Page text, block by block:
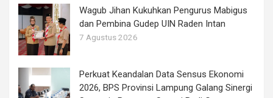
Wagub Jihan Kukuhkan Pengurus Mabigus
dan Pembina Gudep UIN Raden Intan
7 Agustus 2026
Perkuat Keandalan Data Sensus Ekonomi
2026, BPS Provinsi Lampung Galang Sinergi